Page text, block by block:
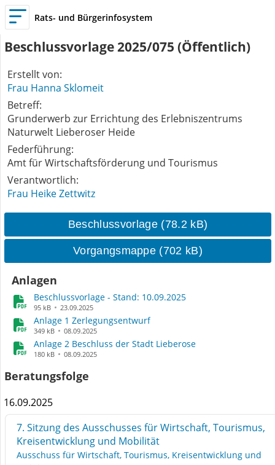
Rats- und Bürgerinfosystem
Beschlussvorlage 2025/075 (Öffentlich)
Erstellt von:
Frau Hanna Sklomeit
Betreff:
Grunderwerb zur Errichtung des Erlebniszentrums
Naturwelt Lieberoser Heide
Federführung:
Amt für Wirtschaftsförderung und Tourismus
Verantwortlich:
Frau Heike Zettwitz
Beschlussvorlage (78.2 kB)
Vorgangsmappe (702 kB)
Anlagen
Beschlussvorlage - Stand: 10.09.2025
95 kB 23.09.2025
Anlage 1 Zerlegungsentwurf
349 kB 08.09.2025
Anlage 2 Beschluss der Stadt Lieberose
180 kB 08.09.2025
Beratungsfolge
16.09.2025
7. Sitzung des Ausschusses für Wirtschaft, Tourismus,
Kreisentwicklung und Mobilität
Ausschuss für Wirtschaft, Tourismus, Kreisentwicklung und